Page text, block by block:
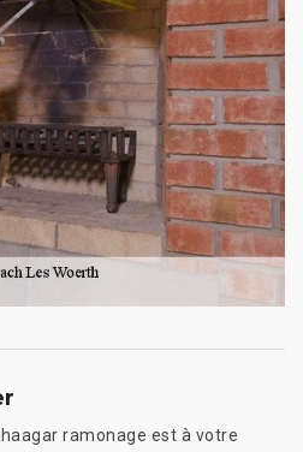
ramonage est à votre